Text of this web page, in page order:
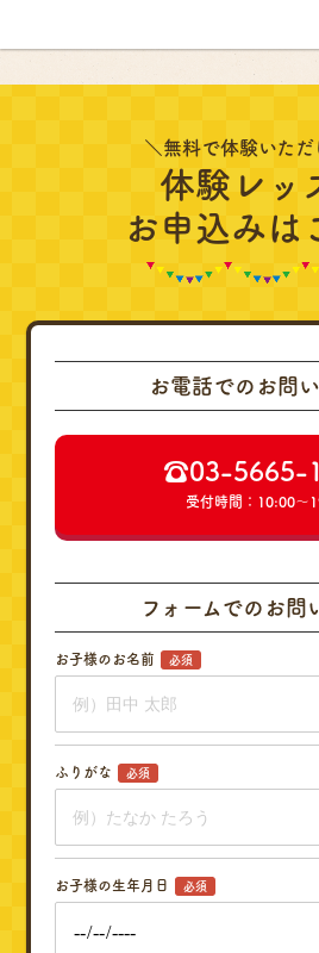
＼無料で体験いただ
体験レッ
お申込みは
お電話でのお問
☎︎03-5665-
受付時間：10:00～
フォームでのお問
お子様のお名前 必須
ふりがな 必須
お子様の生年月日 必須